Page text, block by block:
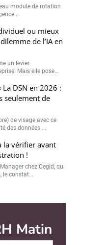
module de rotation
ou mieux
de l’IA en
un levier
Mais elle pose...
La DSN en 2026 :
seulement de
de visage avec ce
des données ...
la vérifier avant
!
chez Cegid, qui
le constat...